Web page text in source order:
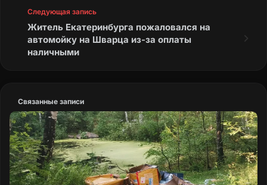
Следующая запись
Житель Екатеринбурга пожаловался на
автомойку на Шварца из-за оплаты
наличными
Связанные записи